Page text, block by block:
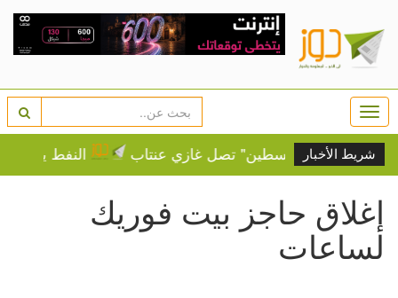
شريط الأخبار
"قافلة فلسطين" تصل غازي عنتاب النفط يرتفع وسط
إغلاق حاجز بيت فوريك
لساعات